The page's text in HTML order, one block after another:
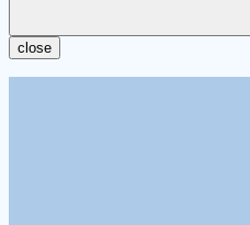
close